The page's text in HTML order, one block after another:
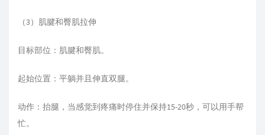
（3）肌腱和臀肌拉伸
目标部位：肌腱和臀肌。
起始位置：平躺并且伸直双腿。
动作：抬腿，当感觉到疼痛时停住并保持15-20秒，可以用手帮
忙。